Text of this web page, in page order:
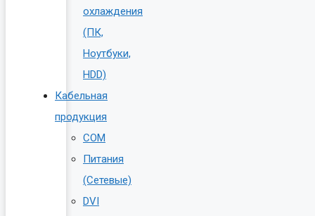
охлаждения
(ПК,
Ноутбуки,
HDD)
Кабельная
продукция
COM
Питания
(Сетевые)
DVI